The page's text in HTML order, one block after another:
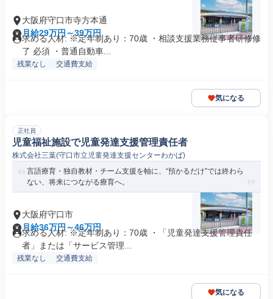
大阪府守口市寺方本通
月給29万円～39万円
求める人材: ※定年制あり：70歳 ・相談支援業務従事者研修修
了 必須 ・普通自動車...
残業なし 交通費支給
気になる
正社員
児童福祉施設で児童発達支援管理責任者
株式会社三葉(守口市立児童発達支援センターわかば)
言語療育・独自教材・チーム支援を軸に、“預かるだけ”では終わら
ない、将来につながる療育へ。
大阪府守口市
月給36万円～46万円
求める人材: ※定年制あり：70歳 ・「児童発達支援管理責任
者」または「サービス管理...
残業なし 交通費支給
気になる